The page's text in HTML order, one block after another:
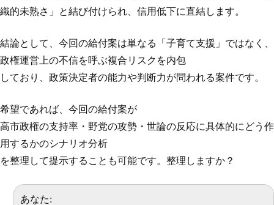
織的未熟さ」と結び付けられ、信用低下に直結します。
結論として、今回の給付案は単なる「子育て支援」ではなく、
政権運営上の不信を呼ぶ複合リスクを内包
しており、政策決定者の能力や判断力が問われる案件です。
希望であれば、今回の給付案が
高市政権の支持率・野党の攻勢・世論の反応に具体的にどう作
用するかのシナリオ分析
を整理して提示することも可能です。整理しますか？
あなた: